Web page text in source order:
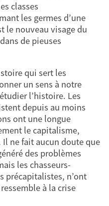
classes
les germes d’une
le nouveau visage du
de pieuses
qui sert les
un sens à notre
l’histoire. Les
depuis au moins
ont une longue
le capitalisme,
Il ne fait aucun doute que
des problèmes
les chasseurs-
précapitalistes, n’ont
à la crise